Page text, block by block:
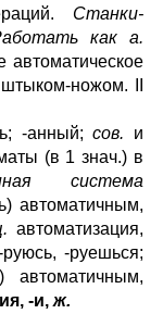
Станки-
как а.
автоматическое
ножом. II
-анный;сов. и
(в 1 знач.) в
система
автоматичным,
автоматизация,
-руешься;
автоматичным,
-и, ж.